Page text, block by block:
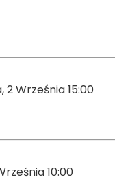
Września 15:00
10:00